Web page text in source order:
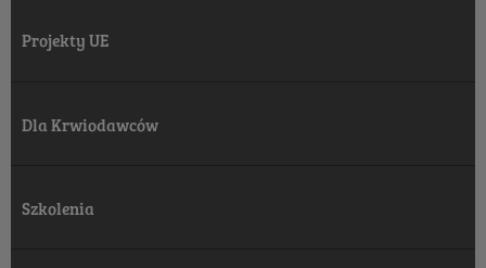
Projekty UE
Dla Krwiodawców
Szkolenia